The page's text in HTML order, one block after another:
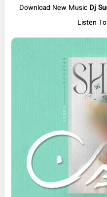
Download New Music Dj
Listen